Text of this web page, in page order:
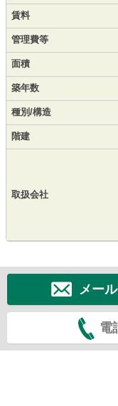
賃料
管理費等
面積
築年数
種別/構造
階建
取扱会社
メー
電